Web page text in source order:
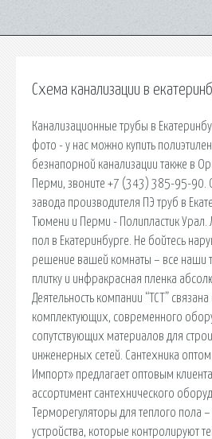
Схема канализации в
Канализационные трубы в
фото - у нас можно купить
безнапорной канализации также в
Перми, звоните +7 (343) 385-95-90.
завода производителя ПЭ труб в
Тюмени и Перми - Полипластик
пол в Екатеринбурге. Не бойтесь
решение вашей комнаты – все наши
плитку и инфракрасная пленка
Деятельность компании “ТСТ”
комплектующих, современного
сопутствующих материалов для
инженерных сетей. Сантехника
Импорт» предлагает оптовым
ассортимент сантехнического
Терморегуляторы для теплого пола
устройства, которые контролируют